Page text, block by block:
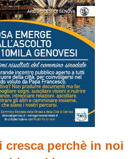
perchè in noi